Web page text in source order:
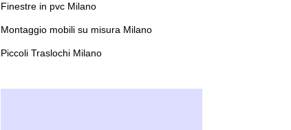
Finestre in pvc Milano
Montaggio mobili su misura Milano
Piccoli Traslochi Milano